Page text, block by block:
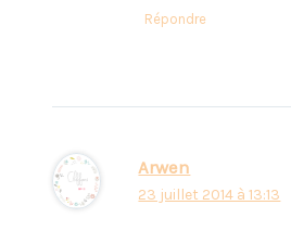
Répondre
Arwen
23 juillet 2014 à 13:13